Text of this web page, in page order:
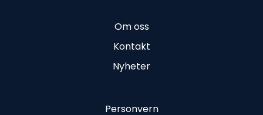
Om oss
Kontakt
Nyheter
Personvern